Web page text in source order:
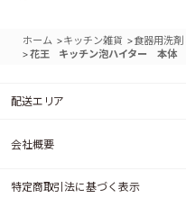
ホーム >キッチン雑貨 >食器用洗
>花王 キッチン泡ハイター 本体
配送エリア
会社概要
特定商取引法に基づく表示